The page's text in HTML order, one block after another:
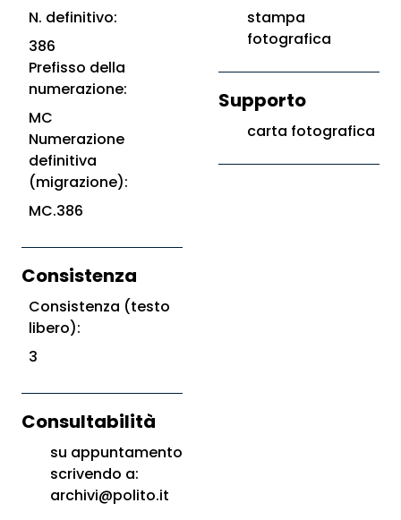
N. definitivo:
386
Prefisso della
numerazione:
MC
Numerazione
definitiva
(migrazione):
MC.386
Consistenza
Consistenza (testo
libero):
3
Consultabilità
su appuntamento
scrivendo a:
archivi@polito.it
stampa
fotografica
Supporto
carta fotografica